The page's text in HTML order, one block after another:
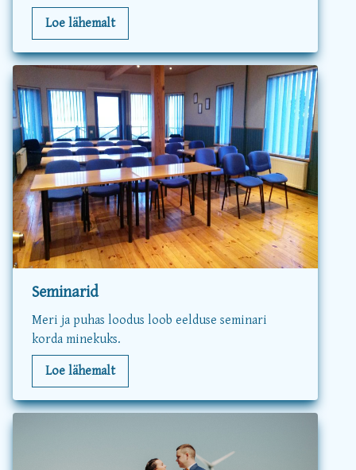
Loe lähemalt
Seminarid
Meri ja puhas loodus loob eelduse seminari
korda minekuks.
Loe lähemalt